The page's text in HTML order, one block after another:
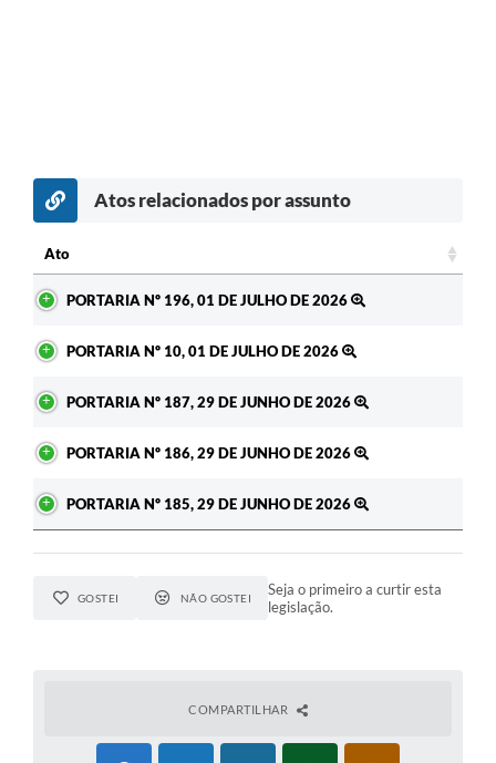
Atos relacionados por assunto
Ato
PORTARIA Nº 196, 01 DE JULHO DE 2026
PORTARIA Nº 10, 01 DE JULHO DE 2026
PORTARIA Nº 187, 29 DE JUNHO DE 2026
PORTARIA Nº 186, 29 DE JUNHO DE 2026
PORTARIA Nº 185, 29 DE JUNHO DE 2026
GOSTEI NÃO GOSTEI
Seja o primeiro a curtir esta
legislação.
COMPARTILHAR